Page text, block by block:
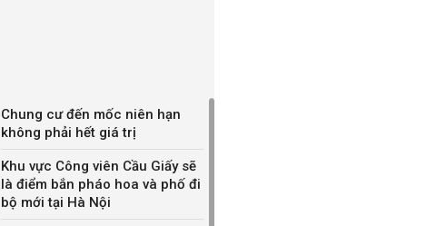
Chung cư đến mốc niên hạn
không phải hết giá trị
Khu vực Công viên Cầu Giấy sẽ
là điểm bắn pháo hoa và phố đi
bộ mới tại Hà Nội